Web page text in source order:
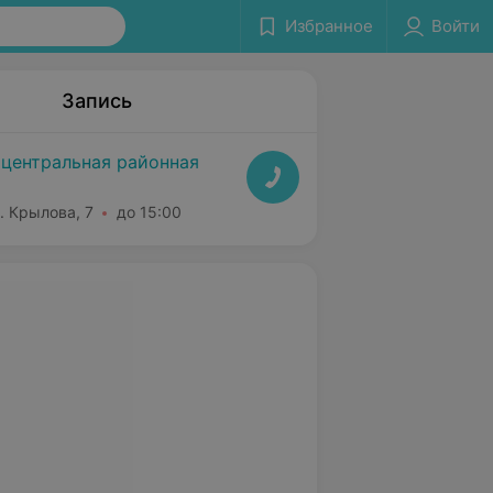
Избранное Войти
Запись
районная
Крылова, 7 до 15:00